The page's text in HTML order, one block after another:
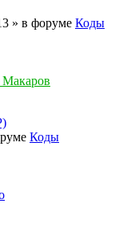
» в форуме Коды
Коды